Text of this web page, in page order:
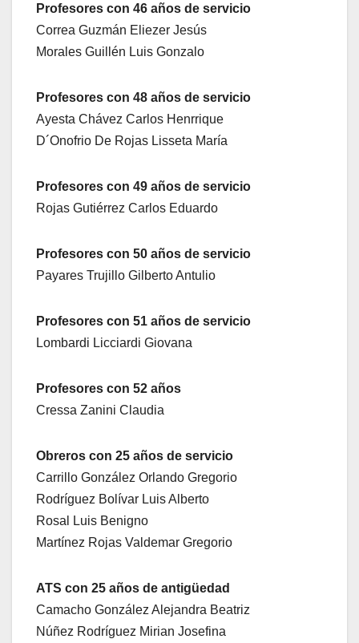
Profesores con 46 años de servicio
Correa Guzmán Eliezer Jesús
Morales Guillén Luis Gonzalo
Profesores con 48 años de servicio
Ayesta Chávez Carlos Henrrique
D´Onofrio De Rojas Lisseta María
Profesores con 49 años de servicio
Rojas Gutiérrez Carlos Eduardo
Profesores con 50 años de servicio
Payares Trujillo Gilberto Antulio
Profesores con 51 años de servicio
Lombardi Licciardi Giovana
Profesores con 52 años
Cressa Zanini Claudia
Obreros con 25 años de servicio
Carrillo González Orlando Gregorio
Rodríguez Bolívar Luis Alberto
Rosal Luis Benigno
Martínez Rojas Valdemar Gregorio
ATS con 25 años de antigüedad
Camacho González Alejandra Beatriz
Núñez Rodríguez Mirian Josefina